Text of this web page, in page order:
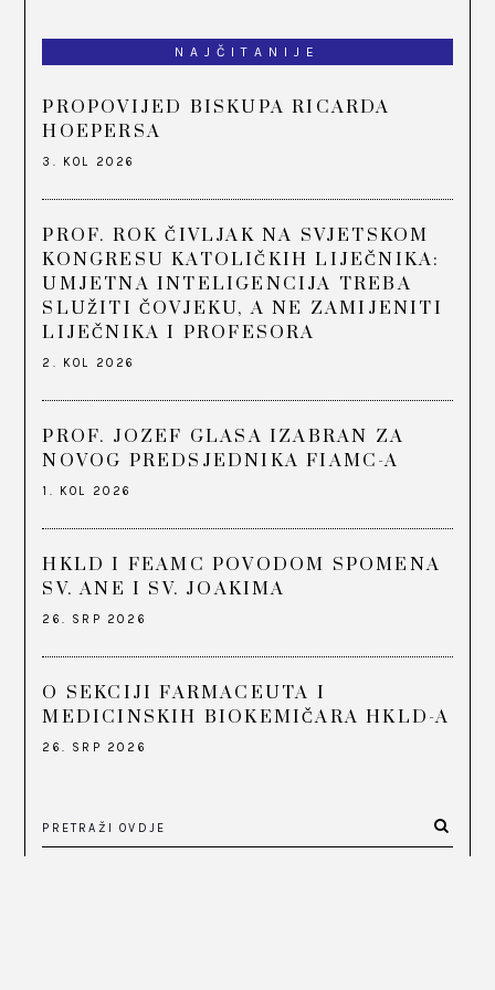
NAJČITANIJE
PROPOVIJED BISKUPA RICARDA
HOEPERSA
3. KOL 2026
PROF. ROK ČIVLJAK NA SVJETSKOM
KONGRESU KATOLIČKIH LIJEČNIKA:
UMJETNA INTELIGENCIJA TREBA
SLUŽITI ČOVJEKU, A NE ZAMIJENITI
LIJEČNIKA I PROFESORA
2. KOL 2026
PROF. JOZEF GLASA IZABRAN ZA
NOVOG PREDSJEDNIKA FIAMC-A
1. KOL 2026
HKLD I FEAMC POVODOM SPOMENA
SV. ANE I SV. JOAKIMA
26. SRP 2026
O SEKCIJI FARMACEUTA I
MEDICINSKIH BIOKEMIČARA HKLD-A
26. SRP 2026